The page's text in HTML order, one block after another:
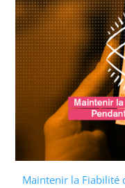
Maintenir la Fiabilité